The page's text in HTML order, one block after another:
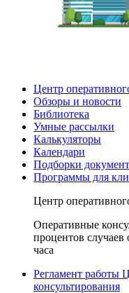
Центр
Обзоры и новости
Библиотека
Умные рассылки
Калькуляторы
Календари
Подборки
Программы для
Центр
Оперативные
процентов случаев
часа
Регламент работы
консультирования